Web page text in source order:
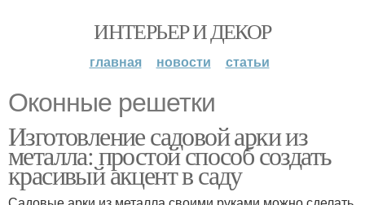
ИНТЕРЬЕР И ДЕКОР
главная новости статьи
Оконные решетки
Изготовление садовой арки из
металла: простой способ создать
красивый акцент в саду